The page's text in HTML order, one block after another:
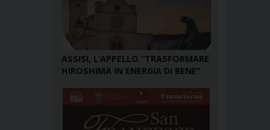
ASSISI, L’APPELLO “TRASFORMARE
HIROSHIMA IN ENERGIA DI BENE”